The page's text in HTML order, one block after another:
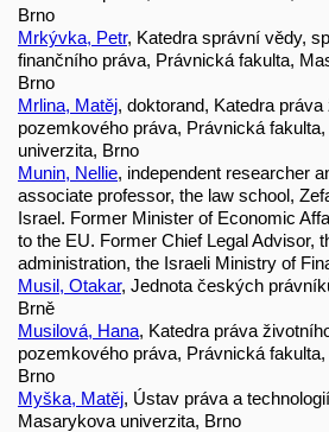
Brno
Mrkývka, Petr, Katedra správní vědy,
finančního práva, Právnická fakulta,
Brno
Mrlina, Matěj, doktorand, Katedra
pozemkového práva, Právnická
univerzita, Brno
Munin, Nellie, independent researcher
associate professor, the law school,
Israel. Former Minister of Economic
to the EU. Former Chief Legal Advisor,
administration, the Israeli Ministry of
Musil, Otakar, Jednota českých
Brně
Musilová, Hana, Katedra práva
pozemkového práva, Právnická
Brno
Myška, Matěj, Ústav práva a
Masarykova univerzita, Brno